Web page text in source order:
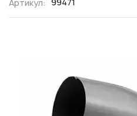
Артикул
зображень